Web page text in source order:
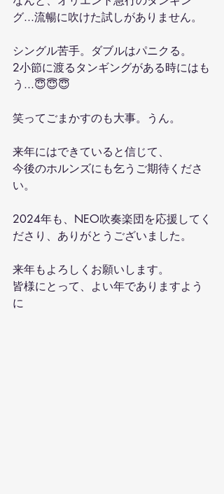
グ...流暢に吹けた試しがありません。
シングル苦手。ダブルはパニクる。
2小節に渡るタンギングがある時にはも
う...😇😇😇
笑ってごまかすのも大事。うん。
来年にはできていると信じて、
今後のホルンズにも乞うご期待くださ
い。
2024年も、NEO吹奏楽団を応援してく
ださり、ありがとうございました。
来年もよろしくお願いします。
皆様にとって、よい年でありますよう
に